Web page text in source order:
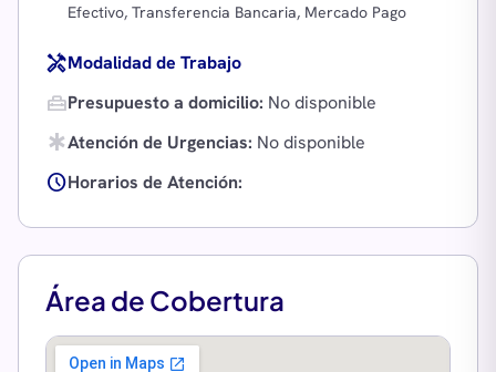
Efectivo, Transferencia Bancaria, Mercado Pago
handymanModalidad de Trabajo
home_repair_servicePresupuesto a domicilio: No disponible
emergencyAtención de Urgencias: No disponible
scheduleHorarios de Atención:
Área de Cobertura